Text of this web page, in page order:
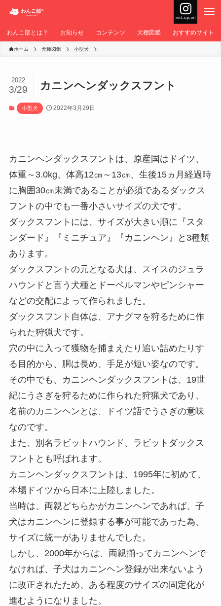
instagram
わんこ部とは？ お知らせ コンテンツ 犬種図鑑 おすすめサイト
ホーム 犬種図鑑 小型犬
カニンヘンダックスフント
2022
3/29
小型犬 2022年3月29日
カニンヘンダックスフントは、原産国はドイツ、
体重～3.0kg、体高12㎝～13㎝、生後15ヵ月経過時
に胸囲30㎝未満であることが必須であるダックス
フントの中でも一番小さいサイズの犬です。
ダックスフントには、サイズが大きい順に『スタ
ンダード』『ミニチュア』『カニンヘン』と3種類
あります。
ダックスフントの元となる犬は、スイスのジュラ
ハウンドと言う犬種とドーベルマンやピンシャー
などの交配によって作られました。
ダックスフント自体は、アナグマを狩るために作
られた狩猟犬です。
穴の中に入って獲物を捕まえたり追い詰めたりす
る目的から、胴は長め、手足が短い姿なのです。
その中でも、カニンヘンダックスフントは、19世
紀にうさぎを狩るために作られた狩猟犬であり、
名前のカニンヘンとは、ドイツ語でうさぎの意味
なのです。
また、別名ラビットハウンド、ラビットダックス
フントとも呼ばれます。
カニンヘンダックスフントは、1995年に初めて、
本場ドイツから日本に上陸しました。
当時は、両親どちらかがカニンヘンであれば、子
犬はカニンヘンに登録する事が可能であった為、
サイズに統一がありませんでした。
しかし、2000年からは、両親揃ってカニンヘンで
なければ、子犬はカニンヘン登録が出来ないよう
に改正されたため、ある程度のサイズの固定化が
進むようになりました。